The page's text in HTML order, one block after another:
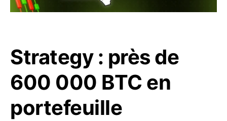
Strategy : près de
600 000 BTC en
portefeuille